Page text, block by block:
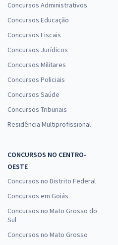
Concursos Administrativos
Concursos Educação
Concursos Fiscais
Concursos Jurídicos
Concursos Militares
Concursos Policiais
Concursos Saúde
Concursos Tribunais
Residência Multiprofissional
CONCURSOS NO CENTRO-
OESTE
Concursos no Distrito Federal
Concursos em Goiás
Concursos no Mato Grosso do
Sul
Concursos no Mato Grosso